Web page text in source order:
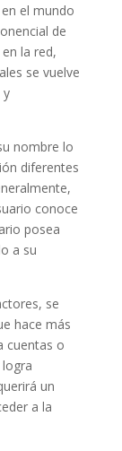
el mundo
de
la red,
se vuelve
y
nombre lo
diferentes
conoce
posea
a su
se
hace más
cuentas o
un
a la